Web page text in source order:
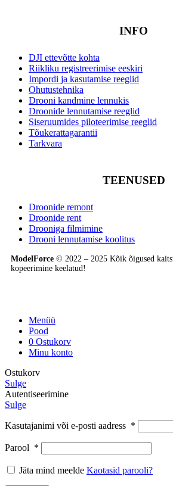
INFO
DJI ettevõtte kohta
Riikliku registreerimise eeskiri
Impordi ja kasutamise reeglid
Ohutustehnika
Drooni kandmine lennukis
Droonide lennutamise reeglid
Siseruumides piloteerimise reeglid
Tõukerattagarantii
Tarkvara
TEENUSED
Droonide remont
Droonide rent
Drooniga filmimine
Drooni lennutamise koolitus
ModelForce © 2022 – 2025 Kõik õigused
kopeerimine keelatud!
Menüü
Pood
0 Ostukorv
Minu konto
Ostukorv
Sulge
Autentiseerimine
Sulge
Kasutajanimi või e-posti aadress *
Parool *
Jäta mind meelde Kaotasid parooli?